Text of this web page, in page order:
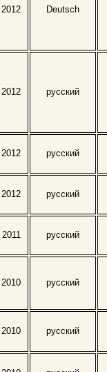
2012 Deutsch
2012 русский
2012 русский
2012 русский
2011 русский
2010 русский
2010 русский